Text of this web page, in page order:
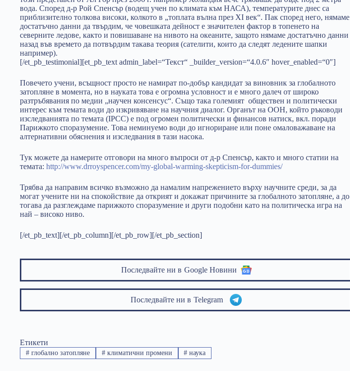
вода. Според д-р Рой Спенсър (водещ учен по климата към НАСА), температурите днес са
приблизително толкова високи, колкото в „топлата вълна през XI век“. Пак според него, нямаме
достатъчно данни да твърдим, че човешката дейност е значителен фактор в топенето на
северните ледове, както и повишаване на нивото на океаните, защото нямаме достатъчно данни
назад във времето да потвърдим такава теория (сателити, които да следят ледените шапки
например).
[/et_pb_testimonial][et_pb_text admin_label=“Текст“ _builder_version=“4.0.6″ hover_enabled=“0″]
Повечето учени, всъщност просто не намират по-добър кандидат за виновник за глобалното
затопляне в момента, но в науката това е огромна условност и е много далеч от широко
разтръбявания по медии „научен консенсус“. Също така големият обществен и политически
интерес към темата води до изкривяване на научния диалог. Органът на ООН, който ръководи
изследванията по темата (IPCC) е под огромен политически и финансов натиск, вкл. поради
Парижкото споразумение. Това неминуемо води до игнориране или поне омаловажаване на
алтернативни обяснения и изследвания в тази насока.
Тук можете да намерите отговори на много въпроси от д-р Спенсър, както и много статии на
темата: http://www.drroyspencer.com/my-global-warming-skepticism-for-dummies/
Трябва да направим всичко възможно да намалим напрежението върху научните среди, за да
могат учените ни на спокойствие да открият и докажат причините за глобалното затопляне, а до
тогава да разглеждаме парижкото споразумение и други подобни като на политическа игра на
най – високо ниво.
[/et_pb_text][/et_pb_column][/et_pb_row][/et_pb_section]
Последвайте ни в Google Новини
Последвайте ни в Telegram
Етикети
#глобално затопляне #климатични промени # наука